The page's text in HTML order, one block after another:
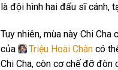
là đội hình hai đấu sĩ cánh,
Tuy nhiên, mùa này Chi Cha
của
Triệu Hoài Chân có
Chi Cha, còn cơ chế đỡ đòn